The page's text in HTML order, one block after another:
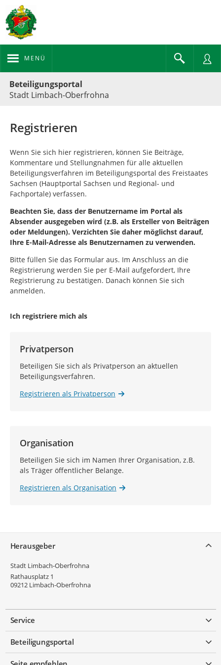
MENÜ
Beteiligungsportal
Stadt Limbach-Oberfrohna
Registrieren
Wenn Sie sich hier registrieren, können Sie Beiträge,
Kommentare und Stellungnahmen für alle aktuellen
Beteiligungsverfahren im Beteiligungsportal des Freistaates
Sachsen (Hauptportal Sachsen und Regional- und
Fachportale) verfassen.
Beachten Sie, dass der Benutzername im Portal als
Absender ausgegeben wird (z.B. als Ersteller von Beiträgen
oder Meldungen). Verzichten Sie daher möglichst darauf,
Ihre E-Mail-Adresse als Benutzernamen zu verwenden.
Bitte füllen Sie das Formular aus. Im Anschluss an die
Registrierung werden Sie per E-Mail aufgefordert, Ihre
Registrierung zu bestätigen. Danach können Sie sich
anmelden.
Ich registriere mich als
Privatperson
Beteiligen Sie sich als Privatperson an aktuellen
Beteiligungsverfahren.
Registrieren als Privatperson
Organisation
Beteiligen Sie sich im Namen Ihrer Organisation, z.B.
als Träger öffentlicher Belange.
Registrieren als Organisation
Herausgeber
Stadt Limbach-Oberfrohna
Rathausplatz 1
09212 Limbach-Oberfrohna
Service
Beteiligungsportal